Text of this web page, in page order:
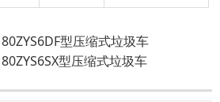
型压缩式垃圾车
型压缩式垃圾车